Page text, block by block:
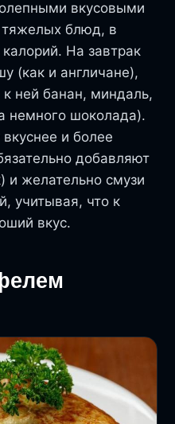
вкусовыми
блюд, в
На завтрак
(как и англичане),
ней банан, миндаль,
немного шоколада).
и более
добавляют
и желательно смузи
учитывая, что к
вкус.